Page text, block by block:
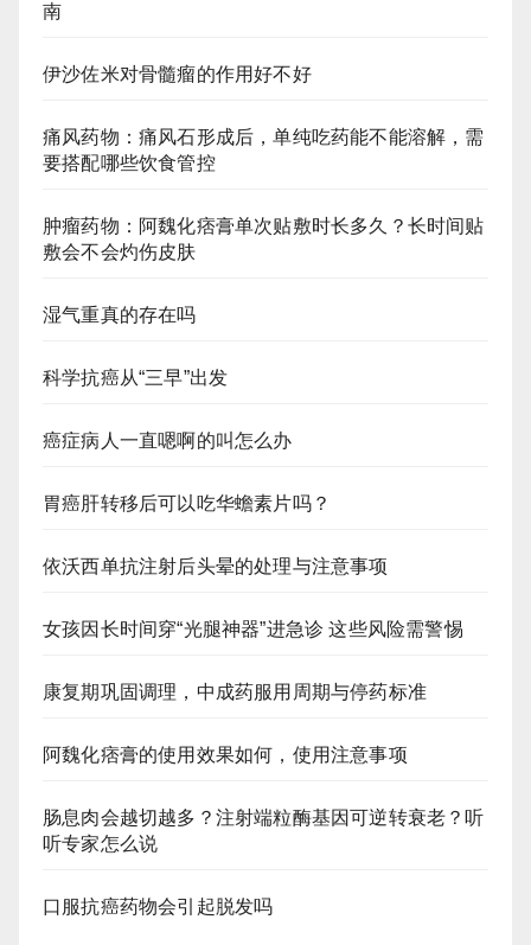
南
伊沙佐米对骨髓瘤的作用好不好
痛风药物：痛风石形成后，单纯吃药能不能溶解，需
要搭配哪些饮食管控
肿瘤药物：阿魏化痞膏单次贴敷时长多久？长时间贴
敷会不会灼伤皮肤
湿气重真的存在吗
科学抗癌从“三早”出发
癌症病人一直嗯啊的叫怎么办
胃癌肝转移后可以吃华蟾素片吗？
依沃西单抗注射后头晕的处理与注意事项
女孩因长时间穿“光腿神器”进急诊 这些风险需警惕
康复期巩固调理，中成药服用周期与停药标准
阿魏化痞膏的使用效果如何，使用注意事项
肠息肉会越切越多？注射端粒酶基因可逆转衰老？听
听专家怎么说
口服抗癌药物会引起脱发吗